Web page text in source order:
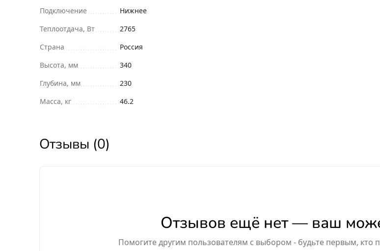
Подключение
Нижнее
Теплоотдача, Вт
2765
Страна
Россия
Высота, мм
340
Глубина, мм
230
Масса, кг
46.2
Отзывы (0)
Отзывов ещё нет — ваш
Помогите другим пользователям с выбором - будьте первым, кто